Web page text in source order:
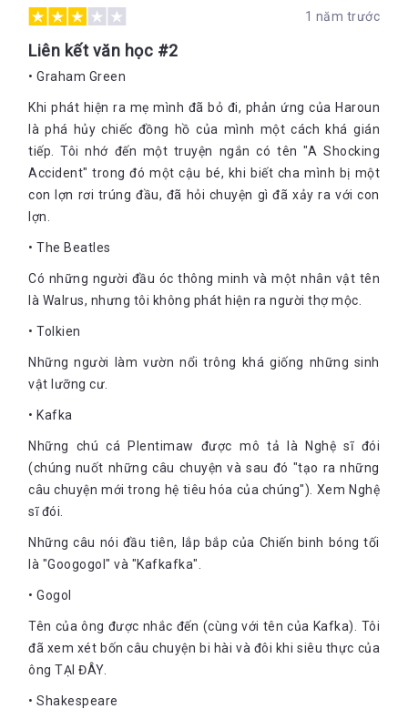
1 năm trước
Liên kết văn học #2
• Graham Green
Khi phát hiện ra mẹ mình đã bỏ đi, phản ứng của Haroun
là phá hủy chiếc đồng hồ của mình một cách khá gián
tiếp. Tôi nhớ đến một truyện ngắn có tên "A Shocking
Accident" trong đó một cậu bé, khi biết cha mình bị một
con lợn rơi trúng đầu, đã hỏi chuyện gì đã xảy ra với con
lợn.
• The Beatles
Có những người đầu óc thông minh và một nhân vật tên
là Walrus, nhưng tôi không phát hiện ra người thợ mộc.
• Tolkien
Những người làm vườn nổi trông khá giống những sinh
vật lưỡng cư.
• Kafka
Những chú cá Plentimaw được mô tả là Nghệ sĩ đói
(chúng nuốt những câu chuyện và sau đó "tạo ra những
câu chuyện mới trong hệ tiêu hóa của chúng"). Xem Nghệ
sĩ đói.
Những câu nói đầu tiên, lắp bắp của Chiến binh bóng tối
là "Googogol" và "Kafkafka".
• Gogol
Tên của ông được nhắc đến (cùng với tên của Kafka). Tôi
đã xem xét bốn câu chuyện bi hài và đôi khi siêu thực của
ông TẠI ĐÂY.
• Shakespeare